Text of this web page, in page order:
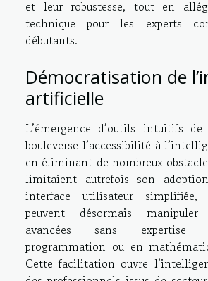
et leur robustesse, tout en
technique pour les experts
débutants.
Démocratisation de
artificielle
L’émergence d’outils intuitifs
bouleverse l’accessibilité à
en éliminant de nombreux
limitaient autrefois son
interface utilisateur simplifiée,
peuvent désormais
avancées sans expertise
programmation ou en
Cette facilitation ouvre